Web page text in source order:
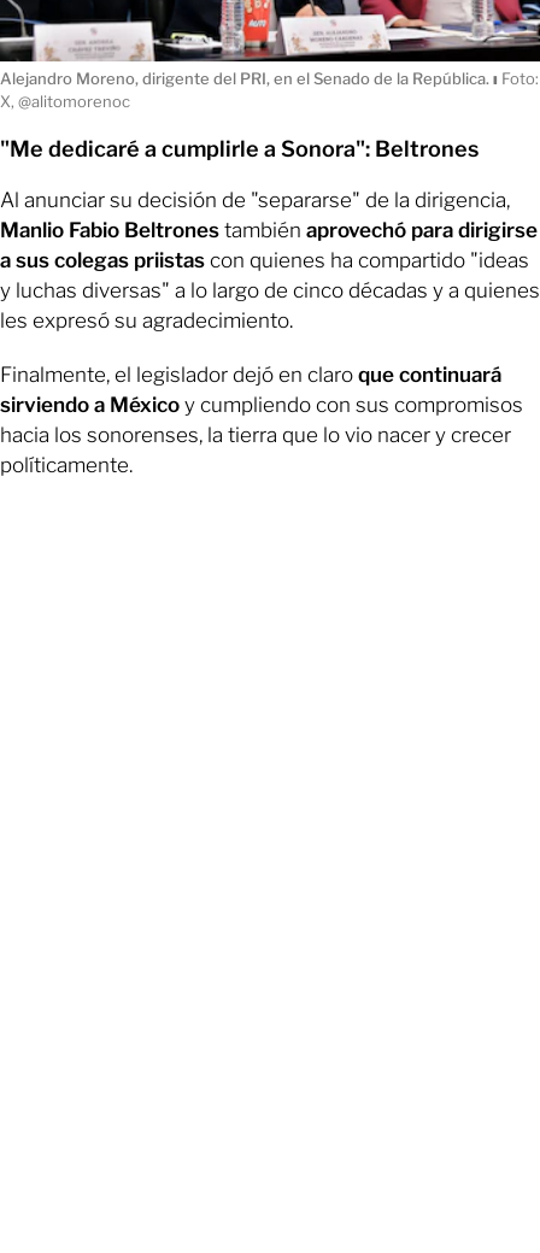
Alejandro Moreno, dirigente del PRI, en el Senado de la República. ı Foto:
X, @alitomorenoc
"Me dedicaré a cumplirle a Sonora": Beltrones
Al anunciar su decisión de "separarse" de la dirigencia,
Manlio Fabio Beltrones también aprovechó para dirigirse
a sus colegas priistas con quienes ha compartido "ideas
y luchas diversas" a lo largo de cinco décadas y a quienes
les expresó su agradecimiento.
Finalmente, el legislador dejó en claro que continuará
sirviendo a México y cumpliendo con sus compromisos
hacia los sonorenses, la tierra que lo vio nacer y crecer
políticamente.